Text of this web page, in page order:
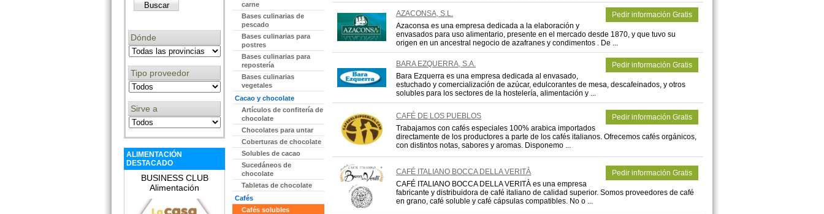
Dónde
Tipo proveedor
Sirve a
ALIMENTACIÓN
DESTACADO
BUSINESS CLUB
Alimentación
carne
Bases culinarias de
pescado
Bases culinarias para
postres
Bases culinarias para
repostería
Bases culinarias
vegetales
Cacao y chocolate
Artículos de confitería de
chocolate
Chocolates para untar
Coberturas de chocolate
Solubles de cacao
Sucedáneos de
chocolate
Tabletas de chocolate
Cafés
Cafés solubles
AZACONSA, S.L.
Pedir información Gratis
Azaconsa es una empresa dedicada a la elaboración y
envasados para uso alimentario, presente en el mercado desde 1870, y que tuvo su
origen en un ancestral negocio de azafranes y condimentos . De ...
BARA EZQUERRA, S.A.
Pedir información Gratis
Bara Ezquerra es una empresa dedicada al envasado,
estuchado y comercialización de azúcar, edulcorantes de mesa, descafeinados, y otros
solubles para los sectores de la hostelería, alimentación y ...
CAFÉ DE LOS PUEBLOS
Pedir información Gratis
Trabajamos con cafés especiales 100% arabica importados
directamente de los productores a parte de los cafés italianos. Ofrecemos cafés orgánicos,
con distintos notas, sabores y aromas. Disponemo ...
CAFÉ ITALIANO BOCCA DELLA VERITÀ
Pedir información Gratis
CAFÉ ITALIANO BOCCA DELLA VERITÀ es una empresa
fabricante y distribuidora de café italiano de calidad superior. Somos proveedores de café
en grano, café soluble y café cápsulas compatibles. No o ...